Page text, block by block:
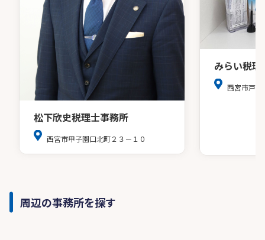
松下欣史税理士事務所
西宮市甲子園口北町２３－１０
みらい税理
西宮市戸田
周辺の事務所を探す